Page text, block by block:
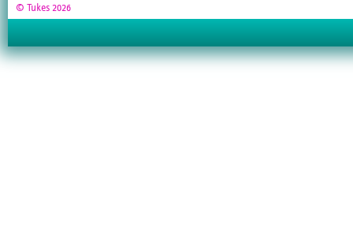
© Tukes 2026